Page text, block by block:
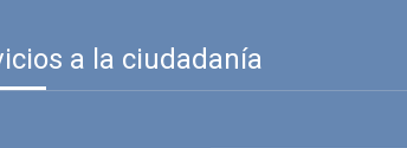
a la ciudadanía